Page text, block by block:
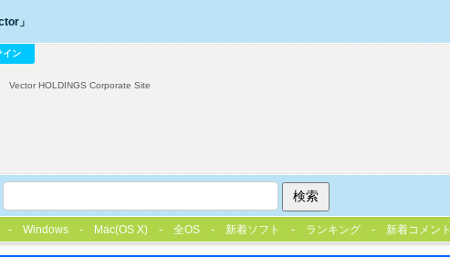
」
イン
Vector HOLDINGS Corporate Site
Windows Mac(OS X) 全OS 新着ソフト ランキング 新着コメント